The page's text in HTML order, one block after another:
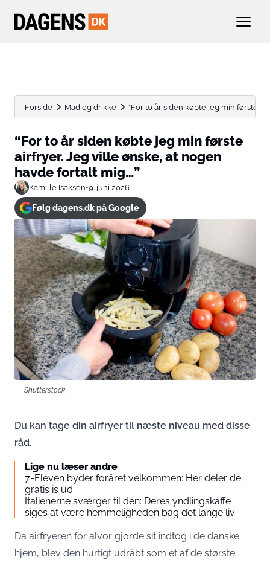
Forside Mad og drikke “For to år siden købte jeg min første
“For to år siden købte jeg min første
airfryer. Jeg ville ønske, at nogen
havde fortalt mig…”
Kamille Isaksen•9. juni 2026
Følg dagens.dk på Google
Shutterstock
Du kan tage din airfryer til næste niveau med disse
råd.
Lige nu læser andre
7-Eleven byder foråret velkommen: Her deler de
gratis is ud
Italienerne sværger til den: Deres yndlingskaffe
siges at være hemmeligheden bag det lange liv
Da airfryeren for alvor gjorde sit indtog i de danske
hjem, blev den hurtigt udråbt som et af de største